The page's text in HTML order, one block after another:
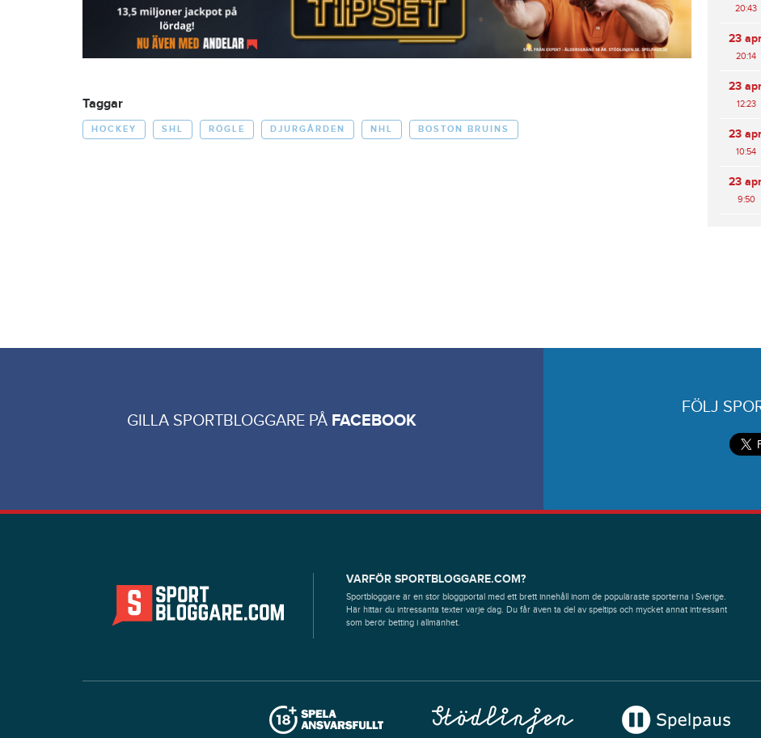
Taggar
HOCKEY SHL RÖGLE DJURGÅRDEN NHL BOSTON BRUINS
20:43
23
20:14
23
12:23
23
10:54
23
9:50
GILLA SPORTBLOGGARE PÅ FACEBOOK
FÖLJ
VARFÖR SPORTBLOGGARE.COM?
Sportbloggare är en stor bloggportal med ett brett innehåll inom de populäraste sporterna i Sverige.
Här hittar du intressanta texter varje dag. Du får även ta del av speltips och mycket annat intressant
som berör betting i allmänhet.